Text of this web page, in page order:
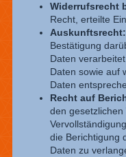
Widerrufsrecht
Recht, erteilte
Auskunftsrecht:
Bestätigung
Daten
Daten sowie auf
Daten
Recht auf
den
die Berichtigung
Daten zu